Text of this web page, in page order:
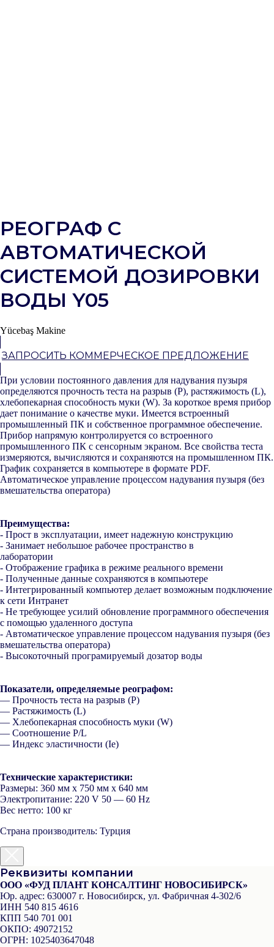
РЕОГРАФ С
АВТОМАТИЧЕСКОЙ
СИСТЕМОЙ ДОЗИРОВКИ
ВОДЫ Y05
Yücebaş Makine
ЗАПРОСИТЬ КОММЕРЧЕСКОЕ ПРЕДЛОЖЕНИЕ
При условии постоянного давления для надувания пузыря
определяются прочность теста на разрыв (P), растяжимость (L),
хлебопекарная способность муки (W). За короткое время прибор
дает понимание о качестве муки. Имеется встроенный
промышленный ПК и собственное программное обеспечение.
Прибор напрямую контролируется со встроенного
промышленного ПК с сенсорным экраном. Все свойства теста
измеряются, вычисляются и сохраняются на промышленном ПК.
График сохраняется в компьютере в формате PDF.
Автоматическое управление процессом надувания пузыря (без
вмешательства оператора)
Преимущества:
- Прост в эксплуатации, имеет надежную конструкцию
- Занимает небольшое рабочее пространство в
лаборатории
- Отображение графика в режиме реального времени
- Полученные данные сохраняются в компьютере
- Интегрированный компьютер делает возможным подключение
к сети Интранет
- Не требующее усилий обновление программного обеспечения
с помощью удаленного доступа
- Автоматическое управление процессом надувания пузыря (без
вмешательства оператора)
- Высокоточный програмируемый дозатор воды
Показатели, определяемые реографом:
— Прочность теста на разрыв (P)
— Растяжимость (L)
— Хлебопекарная способность муки (W)
— Соотношение P/L
— Индекс эластичности (Ie)
Технические характеристики:
Размеры: 360 мм x 750 мм x 640 мм
Электропитание: 220 V 50 — 60 Hz
Вес нетто: 100 кг
Страна производитель: Турция
Реквизиты компании
ООО «ФУД ПЛАНТ КОНСАЛТИНГ НОВОСИБИРСК»
Юр. адрес: 630007 г. Новосибирск, ул. Фабричная 4-302/6
ИНН 540 815 4616
КПП 540 701 001
ОКПО: 49072152
ОГРН: 1025403647048